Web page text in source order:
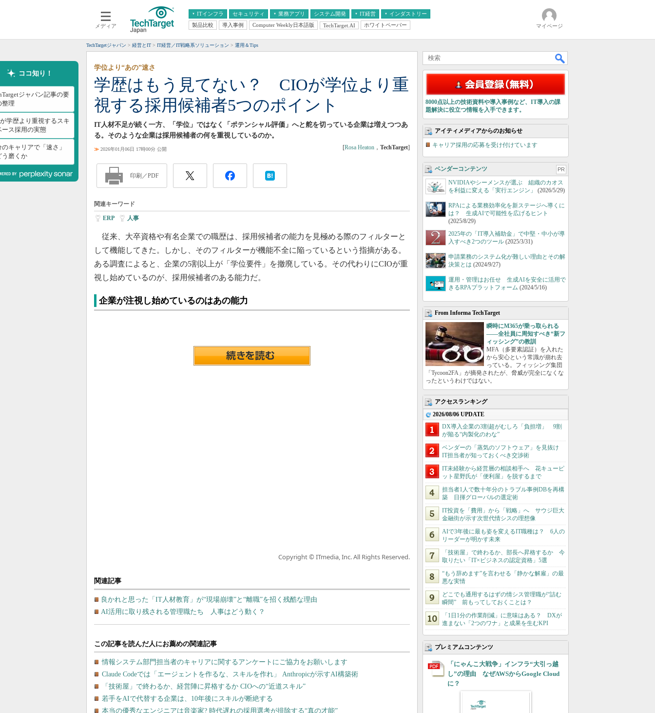
メディア
ITインフラ
クラウド
スマートモバイル
ネットワーク
システム運用管理
セキュリティ 業務アプリ
エンタープライズAI
ERP
情報系システム
システム開発 IT経営
経営とIT
インダストリー
医療IT
製品比較 導入事例 Computer Weekly日本語版 TechTarget.AI ホワイトペーパー マイページ
TechTargetジャパン 経営とIT IT経営／IT戦略系ソリューション 運用＆Tips
ココ知り！
ジャパン記事の要
整理
学歴より重視するスキ
ース採用の実態
のキャリアで「速さ」
う磨くか
学歴はもう見てない？ CIOが学位より重
視する採用候補者5つのポイント
学位より“あの”速さ
IT人材不足が続く一方、「学位」ではなく「ポテンシャル評価」へと舵を切っている企業は増えつつあ
る。そのような企業は採用候補者の何を重視しているのか。
≫ 2026年01月06日 17時00分 公開 [Rosa Heaton ， TechTarget]
印刷／PDF
関連キーワード
ERP 人事
従来、大卒資格や有名企業での職歴は、採用候補者の能力を見極める際のフィルターと
して機能してきた。しかし、そのフィルターが機能不全に陥っているという指摘がある。
ある調査によると、企業の5割以上が「学位要件」を撤廃している。その代わりにCIOが重
視し始めているのが、採用候補者のある能力だ。
企業が注視し始めているのはあの能力
Copyright © ITmedia, Inc. All Rights Reserved.
関連記事
良かれと思った「IT人材教育」が“現場崩壊”と“離職”を招く残酷な理由
AI活用に取り残される管理職たち 人事はどう動く？
8000点以上の技術資料や導入事例など、IT導入の課
題解決に役立つ情報を入手できます。
アイティメディアからのお知らせ
キャリア採用の応募を受け付けています
ベンダーコンテンツ PR
NVIDIAやシーメンスが選ぶ 組織のカオス
を利益に変える「実行エンジン」
(2026/5/29)
RPAによる業務効率化を新ステージへ導くに
は？ 生成AIで可能性を広げるヒント
(2025/8/29)
2025年の「IT導入補助金」で中堅・中小が導
入すべき2つのツール (2025/3/31)
申請業務のシステム化が難しい理由とその解
決策とは (2024/9/27)
運用・管理はお任せ 生成AIを安全に活用で
きるRPAプラットフォーム (2024/5/16)
From Informa TechTarget
瞬時にM365が乗っ取られる
――全社員に周知すべき“新フ
ィッシング”の教訓
MFA（多要素認証）を入れた
から安心という常識が崩れ去
っている。フィッシング集団
「Tycoon2FA」が摘発されたが、脅威が完全になくな
ったというわけではない。
アクセスランキング
2026/08/06 UPDATE
DX導入企業の3割超がむしろ「負担増」 9割
が陥る“内製化のわな”
ベンダーの「蒸気のソフトウェア」を見抜け
IT担当者が知っておくべき交渉術
IT未経験から経営層の相談相手へ 花キューピ
ット星野氏が「便利屋」を脱するまで
担当者1人で数十年分のトラブル事例DBを再構
築 日揮グローバルの選定術
IT投資を「費用」から「戦略」へ サウジ巨大
金融街が示す次世代情シスの理想像
AIで3年後に最も姿を変えるIT職種は？ 6人の
リーダーが明かす未来
「技術屋」で終わるか、部長へ昇格するか 今
取りたい「IT×ビジネスの認定資格」5選
“もう辞めます”を言わせる「静かな解雇」の最
悪な実情
どこでも通用するはずの情シス管理職が“詰む
瞬間” 前もってしておくことは？
「1日1分の作業削減」に意味はある？ DXが
進まない「2つのワナ」と成果を生むKPI
プレミアムコンテンツ
「にゃんこ大戦争」インフラ“大引っ越
し”の理由 なぜAWSからGoogle Cloud
に？